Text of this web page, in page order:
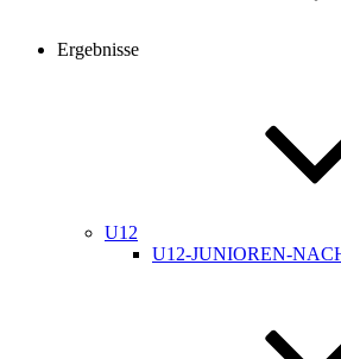
Ergebnisse
U12
U12-JUNIOREN-